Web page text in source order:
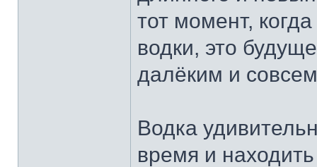
тот момент,
водки, это
далёким и
Водка
время и